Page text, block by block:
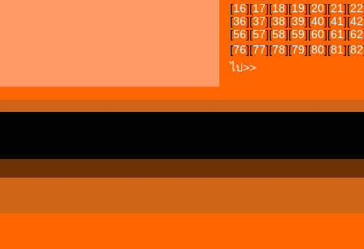
[16][17][18][19][20][21][22
[36][37][38][39][40][41][42
[56][57][58][59][60][61][62
[76][77][78][79][80][81][82
ไป>>